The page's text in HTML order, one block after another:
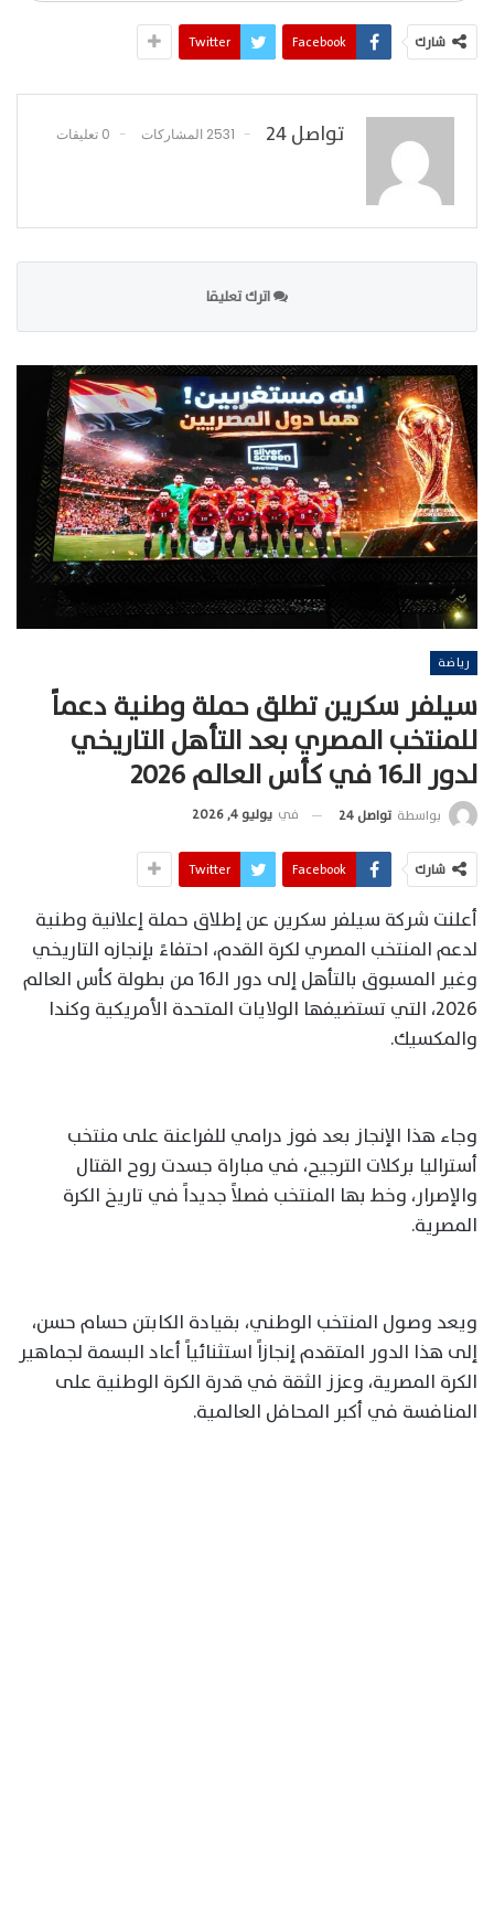
شارك Facebook
Twitter
تواصل 24 2531 المشاركات 0 تعليقات
اترك تعليقا
رياضة
سيلفر سكرين تطلق حملة وطنية دعماً
للمنتخب المصري بعد التأهل التاريخي
لدور الـ16 في كأس العالم 2026
بواسطة تواصل 24 في يوليو 4, 2026
شارك Facebook
Twitter
أعلنت شركة سيلفر سكرين عن إطلاق حملة إعلانية وطنية
لدعم المنتخب المصري لكرة القدم، احتفاءً بإنجازه التاريخي
وغير المسبوق بالتأهل إلى دور الـ16 من بطولة كأس العالم
2026، التي تستضيفها الولايات المتحدة الأمريكية وكندا
والمكسيك.
وجاء هذا الإنجاز بعد فوز درامي للفراعنة على منتخب
أستراليا بركلات الترجيح، في مباراة جسدت روح القتال
والإصرار، وخط بها المنتخب فصلاً جديداً في تاريخ الكرة
المصرية.
ويعد وصول المنتخب الوطني، بقيادة الكابتن حسام حسن،
إلى هذا الدور المتقدم إنجازاً استثنائياً أعاد البسمة لجماهير
الكرة المصرية، وعزز الثقة في قدرة الكرة الوطنية على
المنافسة في أكبر المحافل العالمية.